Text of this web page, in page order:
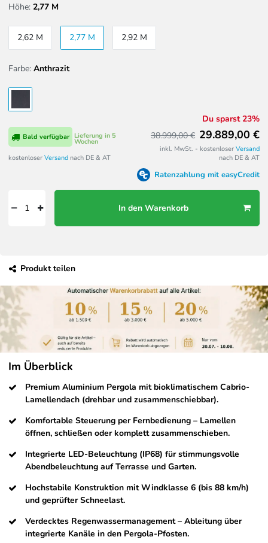
Höhe: 2,77 M
2,62 M 2,77 M 2,92 M
Farbe: Anthrazit
Lieferung in 5
Wochen
Bald verfügbar
kostenloser Versand nach DE & AT
Du sparst 23%
38.999,00 € 29.889,00 €
inkl. MwSt. - kostenloser Versand
nach DE & AT
Ratenzahlung mit easyCredit
In den Warenkorb
Produkt teilen
Im Überblick
Premium Aluminium Pergola mit bioklimatischem Cabrio-
Lamellendach (drehbar und zusammenschiebbar).
Komfortable Steuerung per Fernbedienung – Lamellen
öffnen, schließen oder komplett zusammenschieben.
Integrierte LED-Beleuchtung (IP68) für stimmungsvolle
Abendbeleuchtung auf Terrasse und Garten.
Hochstabile Konstruktion mit Windklasse 6 (bis 88 km/h)
und geprüfter Schneelast.
Verdecktes Regenwassermanagement – Ableitung über
integrierte Kanäle in den Pergola-Pfosten.